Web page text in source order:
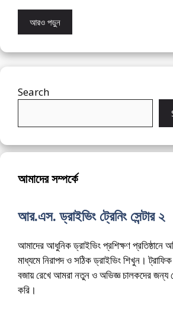
আরও পড়ুন
Search
আমাদের সম্পর্কে
আর.এস. ড্রাইভিং ট্রেনিং সেন্টার ২
আমাদের আধুনিক ড্রাইভিং প্রশিক্ষণ প্রতিষ্ঠানে
মাধ্যমে নিরাপদ ও সঠিক ড্রাইভিং শিখুন।
বজায় রেখে আমরা নতুন ও অভিজ্ঞ চালকদের জন্য
করি।